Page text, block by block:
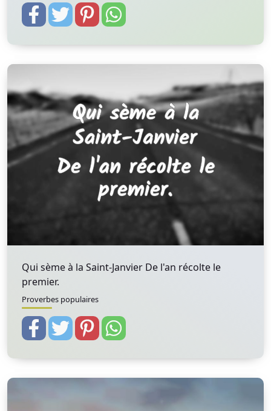
Qui sème à la Saint-Janvier De l'an récolte le
premier.
Proverbes populaires